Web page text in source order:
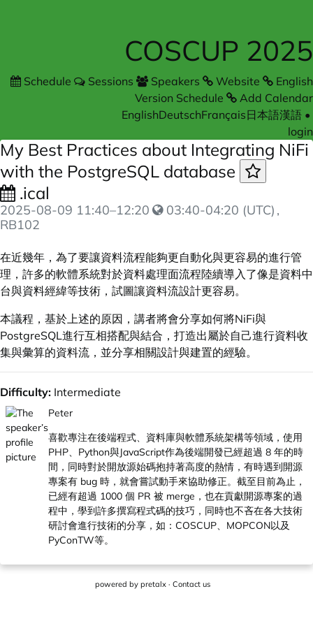
COSCUP 2025
Schedule Sessions Speakers Website
English
Version Schedule
Add Calendar
EnglishDeutschFrançais日本語漢語 •
login
My Best Practices about Integrating NiFi
with the PostgreSQL database
.ical
2025-08-09 11:40–12:20 03:40-04:20 (UTC) ,
RB102
在近幾年，為了要讓資料流程能夠更自動化與更容易的進行管
理，許多的軟體系統對於資料處理面流程陸續導入了像是資料中
台與資料經緯等技術，試圖讓資料流設計更容易。
本議程，基於上述的原因，講者將會分享如何將NiFi與
PostgreSQL進行互相搭配與結合，打造出屬於自己進行資料收
集與彙算的資料流，並分享相關設計與建置的經驗。
Difficulty: Intermediate
Peter
喜歡專注在後端程式、資料庫與軟體系統架構等領域，使用
PHP、Python與JavaScript作為後端開發已經超過 8 年的時
間，同時對於開放源始碼抱持著高度的熱情，有時遇到開源
專案有 bug 時，就會嘗試動手來協助修正。截至目前為止，
已經有超過 1000 個 PR 被 merge，也在貢獻開源專案的過
程中，學到許多撰寫程式碼的技巧，同時也不吝在各大技術
研討會進行技術的分享，如：COSCUP、MOPCON以及
PyConTW等。
powered by pretalx· Contact us